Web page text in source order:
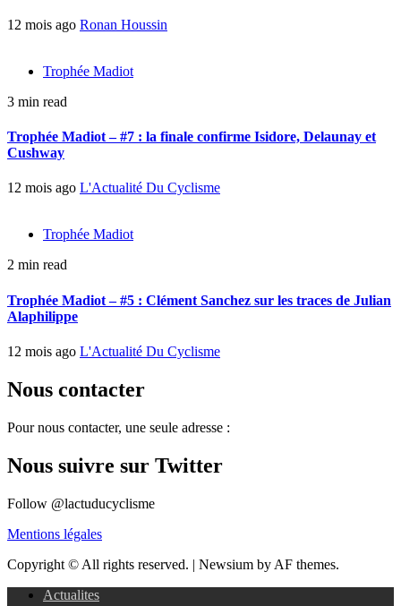
12 mois ago Ronan Houssin
Trophée Madiot
3 min read
Trophée Madiot – #7 : la finale confirme Isidore, Delaunay et
Cushway
12 mois ago L'Actualité Du Cyclisme
Trophée Madiot
2 min read
Trophée Madiot – #5 : Clément Sanchez sur les traces de Julian
Alaphilippe
12 mois ago L'Actualité Du Cyclisme
Nous contacter
Pour nous contacter, une seule adresse :
Nous suivre sur Twitter
Follow @lactuducyclisme
Mentions légales
Copyright © All rights reserved. | Newsium by AF themes.
Actualites